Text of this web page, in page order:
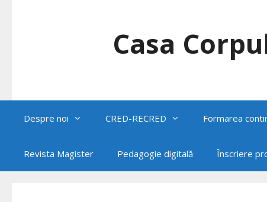
Casa
Despre noi CRED-RECRED Formarea
Revista Magister Pedagogie digitală Înscriere